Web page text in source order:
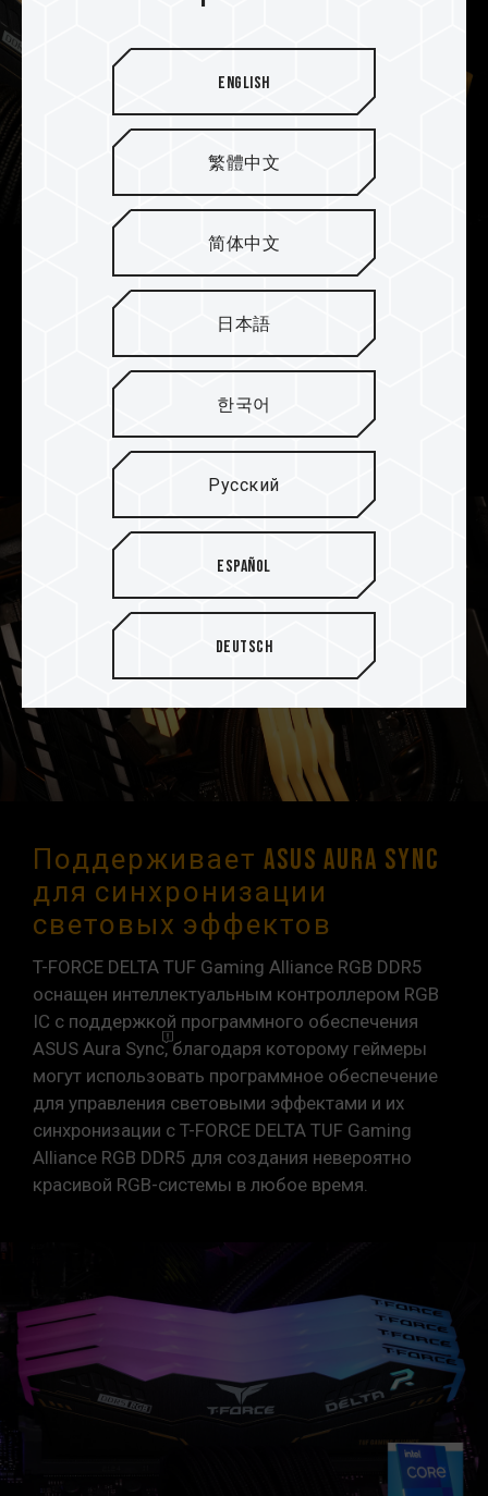
Усиленная конструкция
охлаждения PMIC
Модуль памяти DELTA TUF Gaming RGB DDR5
оснащен профессиональным теплопроводящим
кремнием, усиленным охлаждением PMIC и
эффективными, стабильными функциями PMIC.
Поддерживает ASUS Aura Sync
для синхронизации
световых эффектов
T-FORCE DELTA TUF Gaming Alliance RGB DDR5
оснащен интеллектуальным контроллером RGB
IC с поддержкой программного обеспечения
ASUS Aura Sync,благодаря которому геймеры
могут использовать программное обеспечение
для управления световыми эффектами и их
синхронизации с T-FORCE DELTA TUF Gaming
Alliance RGB DDR5 для создания невероятно
красивой RGB-системы в любое время.
English
繁體中文
简体中文
日本語
한국어
Русский
Español
Deutsch